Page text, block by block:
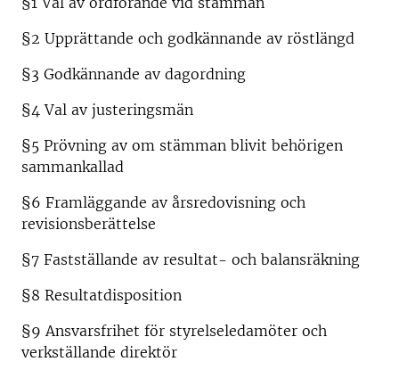
§2 Upprättande och godkännande av röstlängd
§3 Godkännande av dagordning
§4 Val av justeringsmän
§5 Prövning av om stämman blivit behörigen
sammankallad
§6 Framläggande av årsredovisning och
revisionsberättelse
§7 Fastställande av resultat- och balansräkning
§8 Resultatdisposition
§9 Ansvarsfrihet för styrelseledamöter och
verkställande direktör